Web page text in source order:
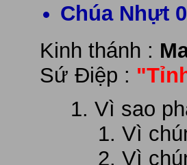
Chúa Nhựt
Kinh thánh :
Sứ Điệp :
Vì sao
Vì
Vì